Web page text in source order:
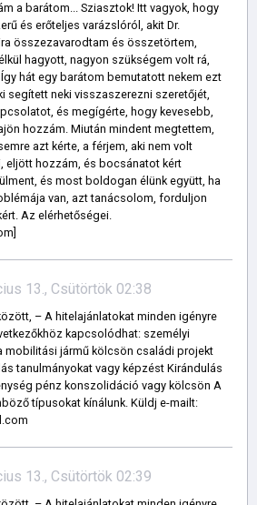
a barátom... Sziasztok! Itt vagyok, hogy
és erőteljes varázslóról, akit Dr.
összezavarodtam és összetörtem,
hagyott, nagyon szükségem volt rá,
hát egy barátom bemutatott nekem ezt
segített neki visszaszerezni szeretőjét,
és megígérte, hogy kevesebb,
hozzám. Miután mindent megtettem,
azt kérte, a férjem, aki nem volt
eljött hozzám, és bocsánatot kért
és most boldogan élünk együtt, ha
van, azt tanácsolom, forduljon
Az elérhetőségei.
13., Csütörtök 02:38
– A hitelajánlatokat minden igényre
kapcsolódhat: személyi
mobilitási jármű kölcsön családi projekt
tanulmányokat vagy képzést Kirándulás
pénz konszolidáció vagy kölcsön A
típusokat kínálunk. Küldj e-mailt:
13., Csütörtök 02:39